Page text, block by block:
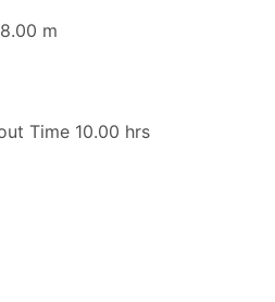
m
Time 10.00 hrs